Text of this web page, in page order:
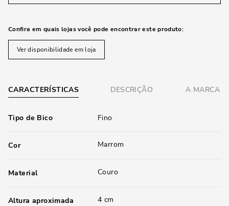
Confira em quais lojas você pode encontrar este produto:
Ver disponibilidade em loja
CARACTERÍSTICAS DESCRIÇÃO A MARCA
Tipo de Bico Fino
Cor Marrom
Material Couro
Altura aproximada 4 cm